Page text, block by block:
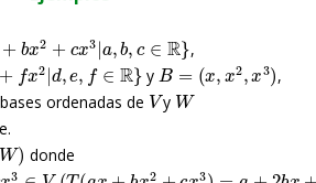
2+ cx b ∈
,
| d,e,f ∈ R}
y
B=(x ,x x3
,
bases ordenadas de
V
y
W
donde
3∈ V(T(ax+ + x3 +2 x2